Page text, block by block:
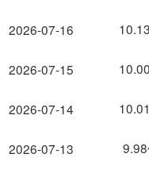
2026-07-16
2026-07-15
2026-07-14
2026-07-13